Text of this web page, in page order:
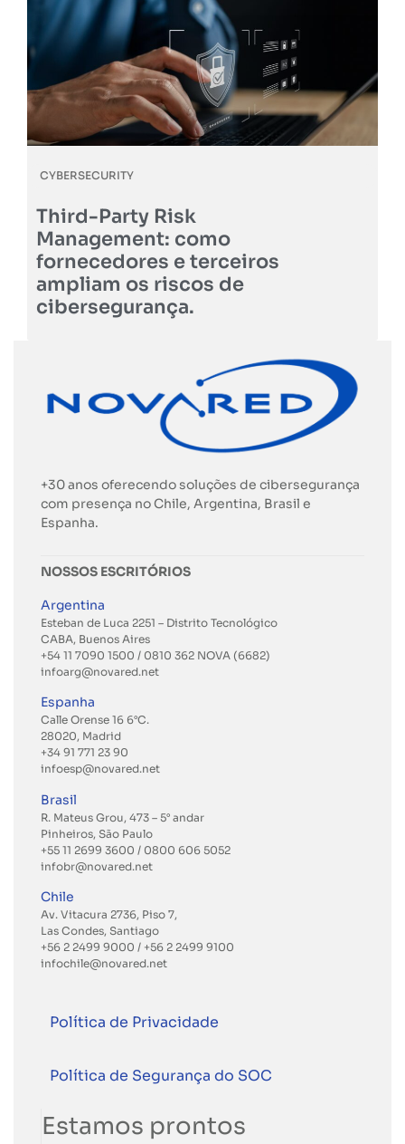
CYBERSECURITY
Third-Party Risk
Management: como
fornecedores e terceiros
ampliam os riscos de
cibersegurança.
+30 anos oferecendo soluções de cibersegurança
com presença no Chile, Argentina, Brasil e
Espanha.
NOSSOS ESCRITÓRIOS
Argentina
Esteban de Luca 2251 – Distrito Tecnológico
CABA, Buenos Aires
+54 11 7090 1500 / 0810 362 NOVA (6682)
infoarg@novared.net
Espanha
Calle Orense 16 6°C.
28020, Madrid
+34 91 771 23 90
infoesp@novared.net
Brasil
R. Mateus Grou, 473 – 5° andar
Pinheiros, São Paulo
+55 11 2699 3600 / 0800 606 5052
infobr@novared.net
Chile
Av. Vitacura 2736, Piso 7,
Las Condes, Santiago
+56 2 2499 9000 / +56 2 2499 9100
infochile@novared.net
Política de Privacidade
Política de Segurança do SOC
Estamos prontos